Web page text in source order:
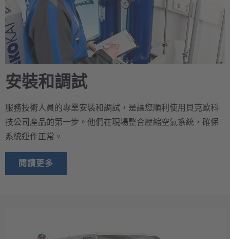
安裝和調試
服務技術人員的專業安裝和調試，是讓您順利使用貝克歐科
技公司產品的第一步。他們在現場整合壓縮空氣系統，確保
系統運作正常。
閱讀更多